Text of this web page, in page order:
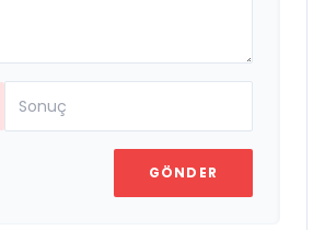
GÖNDER